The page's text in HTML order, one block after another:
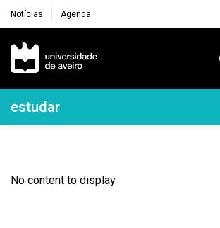
Notícias Agenda
Navegação Principal
Navegação Lateral
estudar
No content to display